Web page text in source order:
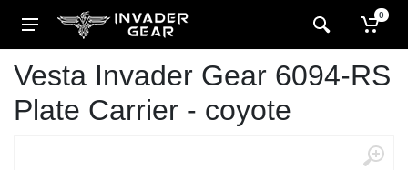
0
Vesta Invader Gear 6094-RS
Plate Carrier - coyote